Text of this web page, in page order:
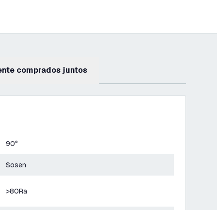
comprados juntos
90°
Sosen
>80Ra